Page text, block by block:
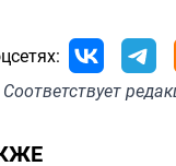
Соответствует